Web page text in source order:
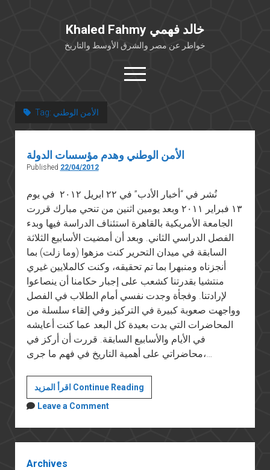
Khaled Fahmy خالد فهمي
خواطر عن مصر والشرق الأوسط والتاريخ
open
menu
كتابات أكاديمية
بوستات من فيسبوك
مقابلات في الإعلام
Languages
Tag: الأمن الوطني
الأمن الوطني وهدم مؤسسات الدولة
Published 22/04/2012
نُشر في “أخبار الأدب” في ٢٢ ابريل ٢٠١٢ في يوم
١٣ فبراير ٢٠١١ وبعد يومين اثنين من تنحي مبارك قررت
الجامعة الأمريكية بالقاهرة استئناف الدراسة فيها وبدء
الفصل الدراسي الثاني. وبعد أن أمضيت الأسابيع الثلاثة
السابقة في ميدان التحرير كنت مزهوا (وما زلت) بما
أنجزناه ومنبهرا بما تم تحقيقه، وكنت كالملايين غيري
منتشيا بقدرتنا كشعب على إجبار حكامنا أن ينصاعوا
لإرادتنا. وفجأة وجدت نفسي أمام الطلاب في الفصل
وواجهت صعوبة كبيرة في التركيز وفي إلقاء سلسلة من
المحاضرات التي بدت بعيدة كل البعد عما كنت أعايشه
في الأيام والأسابيع السابقة. قررت أن أركز في
محاضراتي على أهمية التاريخ في فهم ما جرى،…
اقرأ المزيد Continue Readingالأمن
الوطني
مؤسسات
الدولة
Leave a Comment
Archives